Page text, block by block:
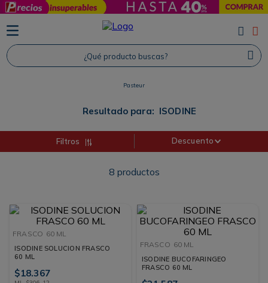
¿Qué producto buscas?
Pasteur
Resultado para: ISODINE
Filtros Descuento
8 productos
FRASCO 60 ML
ISODINE SOLUCION FRASCO
60 ML
$18.367
FRASCO 60 ML
ISODINE BUCOFARINGEO
FRASCO 60 ML
TÉRMINOS MÁS BUSCADOS
1. Protector Solar
2. Proteina